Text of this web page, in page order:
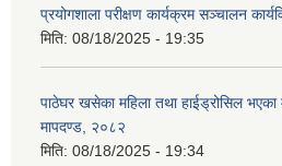
प्रयोगशाला परीक्षण कार्यक्रम सञ्चालन
मिति: 08/18/2025 - 19:35
पाठेघर खसेका महिला तथा हाईड्रोसिल
मापदण्ड, २०८२
मिति: 08/18/2025 - 19:34